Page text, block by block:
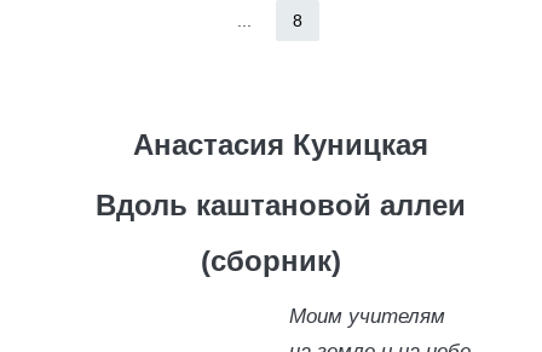
8
Анастасия Куницкая
Вдоль каштановой аллеи
(сборник)
Моим учителям